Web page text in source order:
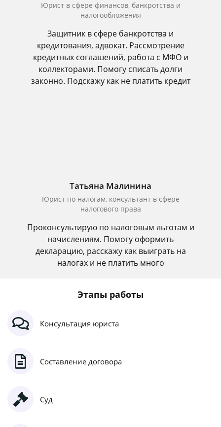
Юрист в сфере финансов, банкротства и
налогообложения
Защитник в сфере банкротства и
кредитования, адвокат. Рассмотрение
кредитных соглашений, работа с МФО и
коллекторами. Помогу списать долги
законно. Подскажу как не платить кредит
Татьяна Малинина
Юрист по налогам, консультант в сфере
налогового права
Проконсультирую по налоговым льготам и
начислениям. Помогу оформить
декларацию, расскажу как выиграть на
налогах и не платить много
Этапы работы
Консультация юриста
Составление договора
Суд